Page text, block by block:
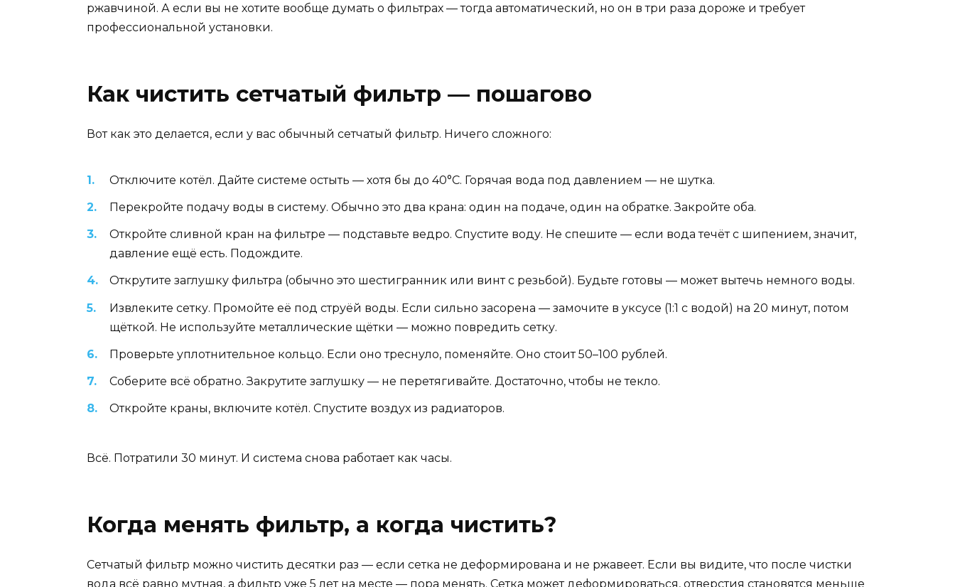
ржавчиной. А если вы не хотите вообще думать о фильтрах — тогда автоматический, но он в три раза дороже и требует
профессиональной установки.
Как чистить сетчатый фильтр — пошагово
Вот как это делается, если у вас обычный сетчатый фильтр. Ничего сложного:
Отключите котёл. Дайте системе остыть — хотя бы до 40°C. Горячая вода под давлением — не шутка.
Перекройте подачу воды в систему. Обычно это два крана: один на подаче, один на обратке. Закройте оба.
Откройте сливной кран на фильтре — подставьте ведро. Спустите воду. Не спешите — если вода течёт с шипением, значит,
давление ещё есть. Подождите.
Открутите заглушку фильтра (обычно это шестигранник или винт с резьбой). Будьте готовы — может вытечь немного воды.
Извлеките сетку. Промойте её под струёй воды. Если сильно засорена — замочите в уксусе (1:1 с водой) на 20 минут, потом
щёткой. Не используйте металлические щётки — можно повредить сетку.
Проверьте уплотнительное кольцо. Если оно треснуло, поменяйте. Оно стоит 50–100 рублей.
Соберите всё обратно. Закрутите заглушку — не перетягивайте. Достаточно, чтобы не текло.
Откройте краны, включите котёл. Спустите воздух из радиаторов.
Всё. Потратили 30 минут. И система снова работает как часы.
Когда менять фильтр, а когда чистить?
Сетчатый фильтр можно чистить десятки раз — если сетка не деформирована и не ржавеет. Если вы видите, что после чистки
вода всё равно мутная, а фильтр уже 5 лет на месте — пора менять. Сетка может деформироваться, отверстия становятся меньше